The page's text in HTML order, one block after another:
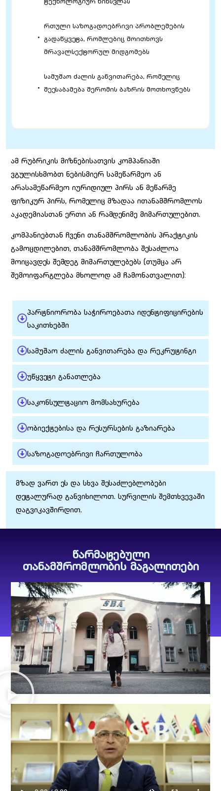
რთული საზოგადოებრივი პრობლემების
გადაწყვეტა, რომლებიც მოითხოვს
მრავალსექტორულ მიდგომებს
სამუშაო ძალის განვითარება, რომელიც
შეესაბამება შერომის ბაზრის მოთხოვნებს
ამ რუბრიკის მიზნებისათვის კომპანიაში
ვგულისხმობთ ნებისმიერ სამეწარმეო ან
არასამეწარმეო იურიდიულ პირს ან მეწარმე
ფიზიკურ პირს, რომელიც მზადაა ითანამშრომლოს
აკადემიასთან ერთი ან რამდენიმე მიმართულებით.
კომპანიებთან ჩვენი თანამშრომლობის პრაქტიკის
გამოცდილებით, თანამშრომლობა შესაძლოა
მოიცავდეს შემდეგ მიმართულებებს (თუმცა არ
შემოიფარგლება მხოლოდ ამ ჩამონათვალით):
პარტნიორობა საჭიროებათა იდენტიფიცირების
საკითხებში
სამუშაო ძალის განვითარება და რეკრუტინგი
უწყვეტი განათლება
საკონსულტაციო მომსახურება
ობიექტებისა და რესურსების გაზიარება
საზოგადოებრივი ჩართულობა
მზად ვართ ეს და სხვა შესაძლებლობები
დეტალურად განვიხილოთ. სურვილის შემთხვევაში
დაგვიკავშირდით.
წარმატებული
თანამშრომლობის მაგალითები